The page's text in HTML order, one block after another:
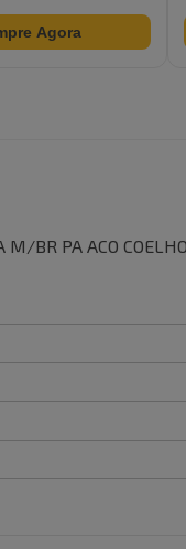
Agora
M/BR PA ACO COELHO